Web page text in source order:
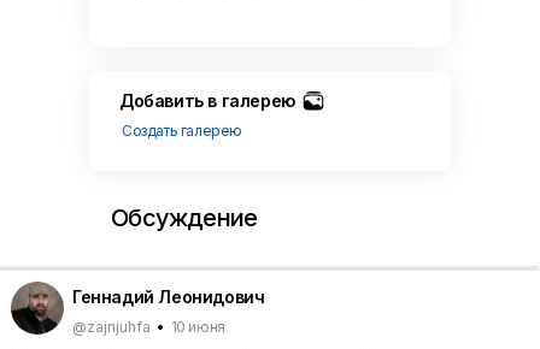
Добавить в галерею
Создать галерею
Обсуждение
Геннадий Леонидович
@zajnjuhfa • 10 июня